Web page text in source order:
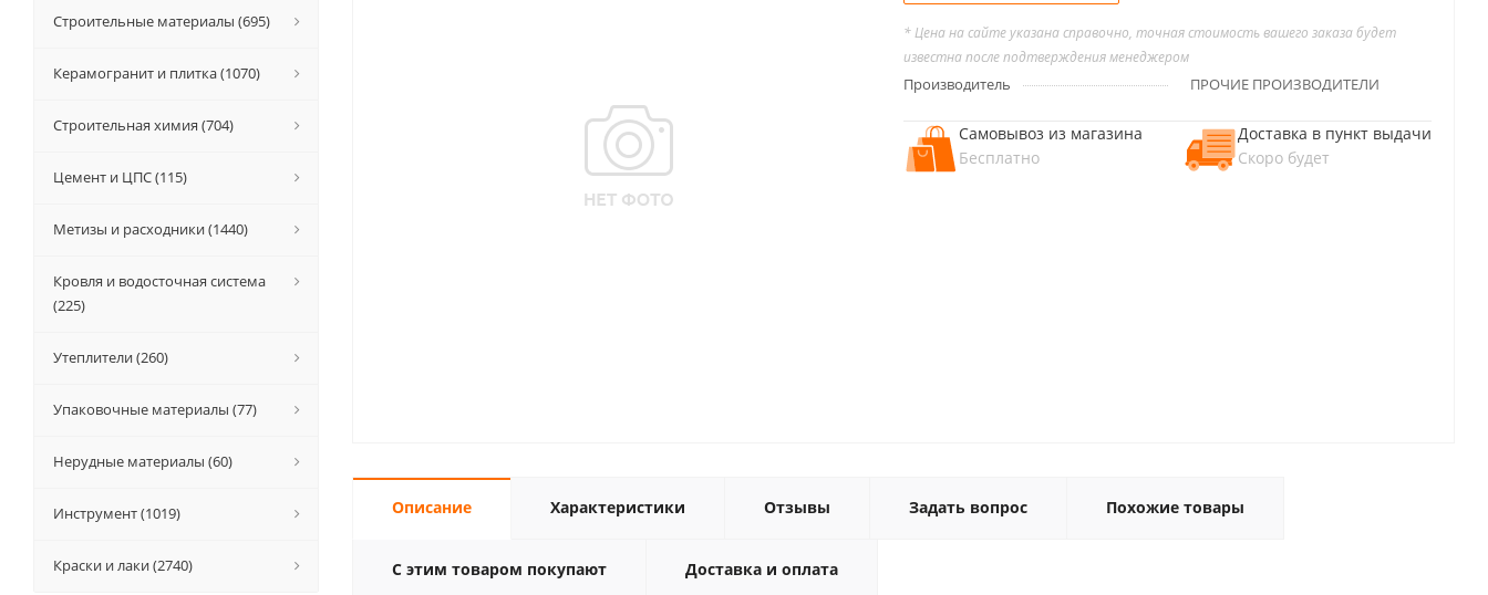
* Цена на сайте указана справочно, точная стоимость вашего заказа будет
известна после подтверждения менеджером
Производитель ПРОЧИЕ ПРОИЗВОДИТЕЛИ
Самовывоз из магазина
Бесплатно
Доставка в пункт выдачи
Скоро будет
Описание Характеристики Отзывы Задать вопрос Похожие товары
С этим товаром покупают Доставка и оплата
Строительные материалы (695)
Керамогранит и плитка (1070)
Строительная химия (704)
Цемент и ЦПС (115)
Метизы и расходники (1440)
Кровля и водосточная система
(225)
Утеплители (260)
Упаковочные материалы (77)
Нерудные материалы (60)
Инструмент (1019)
Краски и лаки (2740)